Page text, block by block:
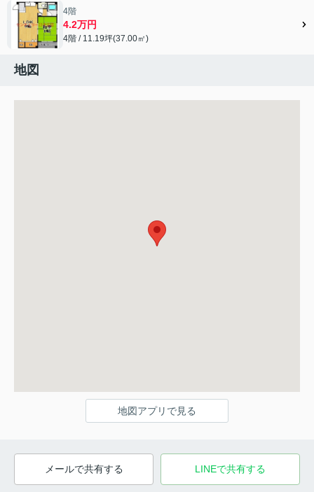
4階
4.2万円
4階 / 11.19坪(37.00㎡)
地図
地図アプリで見る
メールで共有する LINEで共有する